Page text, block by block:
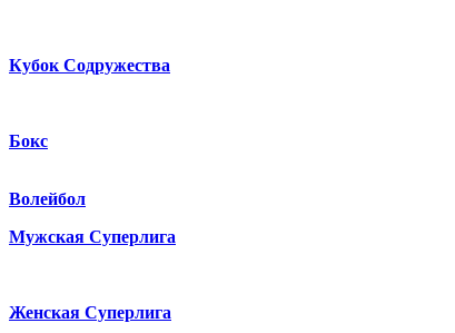
Кубок Содружества
Бокс
Волейбол
Мужская Суперлига
Женская Суперлига